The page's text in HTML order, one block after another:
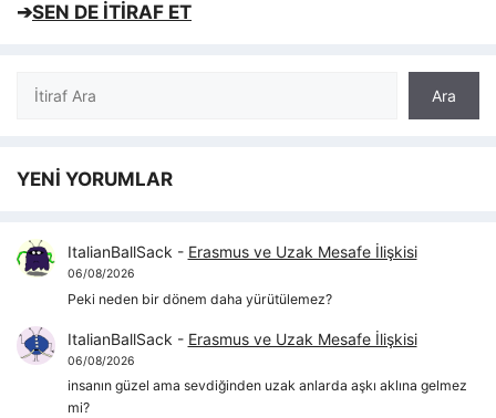
➔SEN DE İTİRAF ET
Ara
Ara
YENİ YORUMLAR
ItalianBallSack - Erasmus ve Uzak Mesafe İlişkisi
06/08/2026
Peki neden bir dönem daha yürütülemez?
ItalianBallSack - Erasmus ve Uzak Mesafe İlişkisi
06/08/2026
insanın güzel ama sevdiğinden uzak anlarda aşkı aklına gelmez
mi?